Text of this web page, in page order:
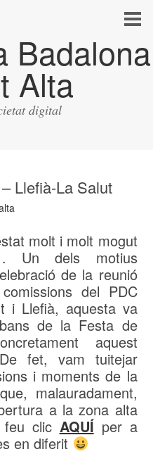
Badalona
Alta
digital
Llefià-La Salut
molt i molt mogut
Un dels motius
de la reunió
del PDC
i Llefià, aquesta va
de la Festa de
aquest
fet, vam tuitejar
i moments de la
malauradament,
a la zona alta
clic AQUÍper a
en diferit